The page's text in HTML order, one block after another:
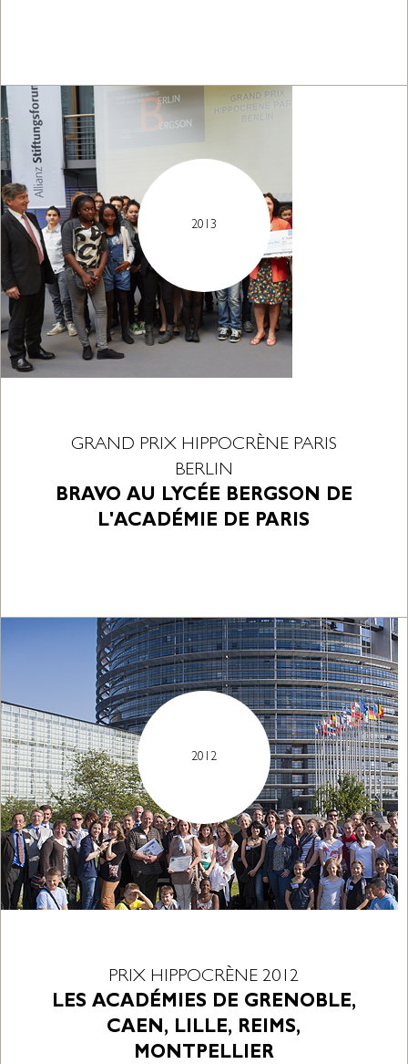
2013
GRAND PRIX HIPPOCRÈNE PARIS
BERLIN
BRAVO AU LYCÉE BERGSON DE
L'ACADÉMIE DE PARIS
2012
PRIX HIPPOCRÈNE 2012
LES ACADÉMIES DE GRENOBLE,
CAEN, LILLE, REIMS,
MONTPELLIER